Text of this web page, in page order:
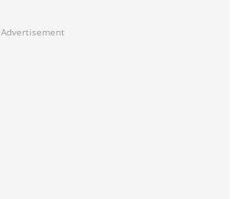
Advertisement